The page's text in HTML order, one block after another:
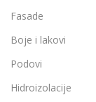
Fasade
Boje i lakovi
Podovi
Hidroizolacije